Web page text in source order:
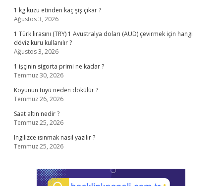
1 kg kuzu etinden kaç şiş çıkar ?
Ağustos 3, 2026
1 Türk lirasını (TRY) 1 Avustralya doları (AUD) çevirmek için hangi
döviz kuru kullanılır ?
Ağustos 3, 2026
1 işçinin sigorta primi ne kadar ?
Temmuz 30, 2026
Koyunun tüyü neden dökülür ?
Temmuz 26, 2026
Saat altın nedir ?
Temmuz 25, 2026
Ingilizce ısınmak nasıl yazılır ?
Temmuz 25, 2026